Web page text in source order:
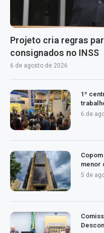
Projeto cria regras
consignados no INSS
6 de agosto de 2026
1º
6 de
menor
5 de